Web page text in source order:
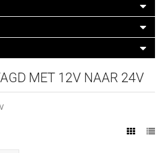
MET 12V NAAR 24V